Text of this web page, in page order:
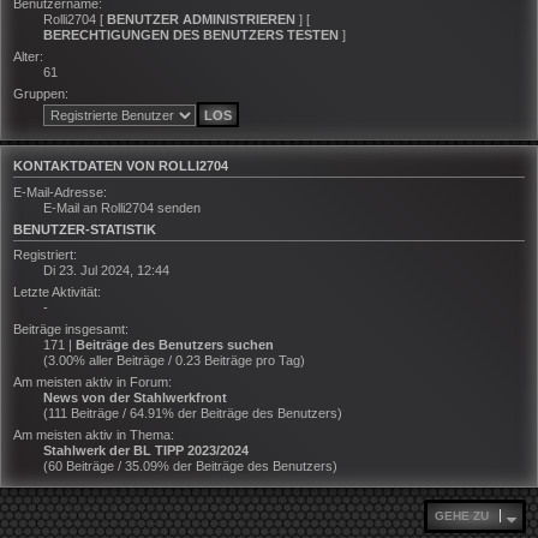
Benutzername:
Rolli2704 [ BENUTZER ADMINISTRIEREN ] [
BERECHTIGUNGEN DES BENUTZERS TESTEN ]
Alter:
61
Gruppen:
KONTAKTDATEN VON ROLLI2704
E-Mail-Adresse:
E-Mail an Rolli2704 senden
BENUTZER-STATISTIK
Registriert:
Di 23. Jul 2024, 12:44
Letzte Aktivität:
-
Beiträge insgesamt:
171 | Beiträge des Benutzers suchen
(3.00% aller Beiträge / 0.23 Beiträge pro Tag)
Am meisten aktiv in Forum:
News von der Stahlwerkfront
(111 Beiträge / 64.91% der Beiträge des Benutzers)
Am meisten aktiv in Thema:
Stahlwerk der BL TIPP 2023/2024
(60 Beiträge / 35.09% der Beiträge des Benutzers)
GEHE ZU